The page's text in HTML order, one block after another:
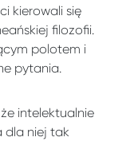
kierowali się
filozofii.
polotem i
pytania.
intelektualnie
dla niej tak